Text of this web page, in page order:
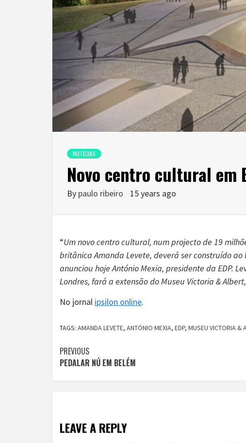
NOTÍCIAS
Novo centro cultural em
By paulo ribeiro 15 years ago
“Um novo centro cultural, num projecto de 19
britânica Amanda Levete, deverá ser construído
anunciou hoje António Mexia, presidente da EDP.
Londres, fará a extensão do Museu Victoria &
No jornal ipsilon online.
TAGS: AMANDA LEVETE, ANTÓNIO MEXIA, EDP, MUSEU VICTORIA &
Continue
Reading
PREVIOUS
PEDALAR NÚ EM BELÉM
LEAVE A REPLY